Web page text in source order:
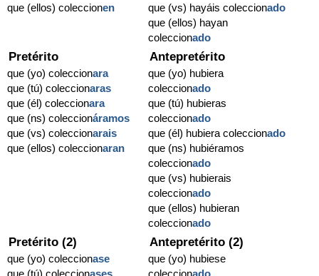
que (ellos) coleccionen
que (vs) hayáis coleccionado
que (ellos) hayan
coleccionado
Pretérito
que (yo) coleccionara
que (tú) coleccionaras
que (él) coleccionara
que (ns) coleccionáramos
que (vs) coleccionarais
que (ellos) coleccionaran
Antepretérito
que (yo) hubiera
coleccionado
que (tú) hubieras
coleccionado
que (él) hubiera coleccionado
que (ns) hubiéramos
coleccionado
que (vs) hubierais
coleccionado
que (ellos) hubieran
coleccionado
Pretérito (2)
que (yo) coleccionase
Antepretérito (2)
que (yo) hubiese